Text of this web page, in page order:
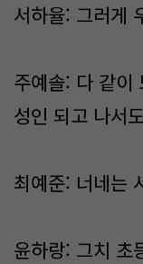
서하율: 그러게
주예솔: 다 같이
성인 되고 나서
최예준: 너네는
윤하랑: 그치 초